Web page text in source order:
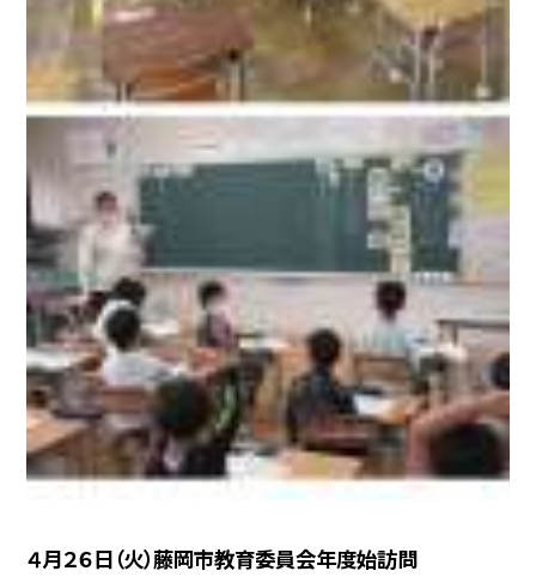
４月２６日（火）藤岡市教育委員会年度始訪問